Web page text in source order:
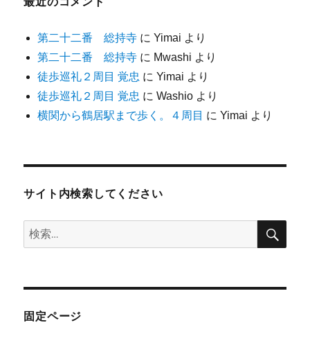
第二十二番 総持寺 にYimai より
第二十二番 総持寺 に Mwashi より
徒歩巡礼２周目 覚忠 にYimai より
徒歩巡礼２周目 覚忠 にWashio より
横関から鶴居駅まで歩く。４周目 にYimai より
サイト内検索してください
検
索:
検
固定ページ